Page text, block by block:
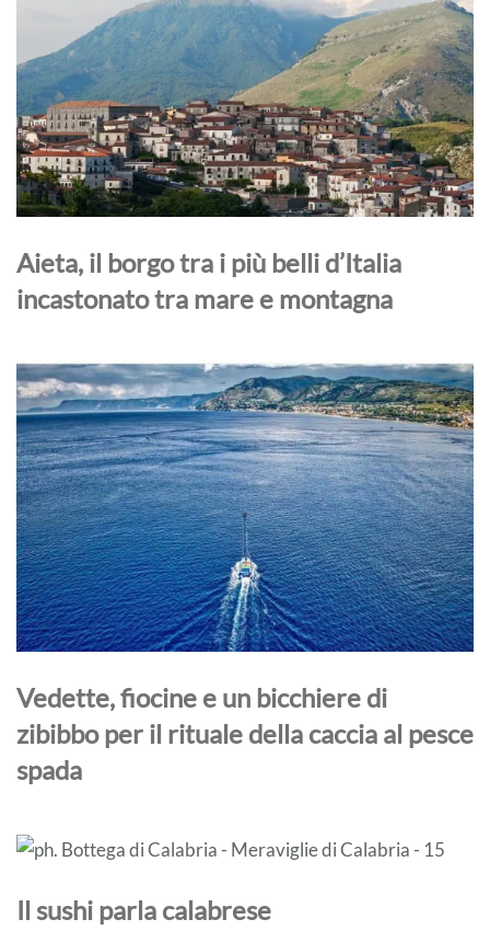
Aieta, il borgo tra i più belli d’Italia
incastonato tra mare e montagna
Vedette, fiocine e un bicchiere di
zibibbo per il rituale della caccia al pesce
spada
Il sushi parla calabrese